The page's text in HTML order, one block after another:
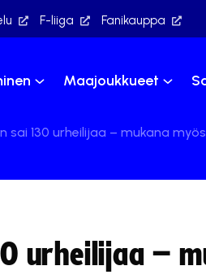
F-liiga Fanikauppa
Maajoukkueet
sai 130 urheilijaa – mukana
urheilijaa –